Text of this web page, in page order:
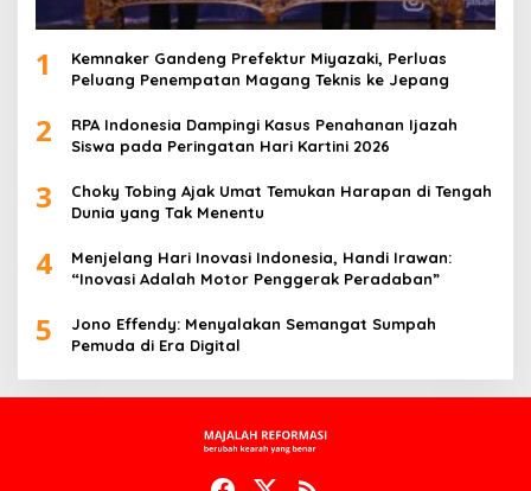
1
Kemnaker Gandeng Prefektur Miyazaki, Perluas
Peluang Penempatan Magang Teknis ke Jepang
2
RPA Indonesia Dampingi Kasus Penahanan Ijazah
Siswa pada Peringatan Hari Kartini 2026
3
Choky Tobing Ajak Umat Temukan Harapan di Tengah
Dunia yang Tak Menentu
4
Menjelang Hari Inovasi Indonesia, Handi Irawan:
“Inovasi Adalah Motor Penggerak Peradaban”
5
Jono Effendy: Menyalakan Semangat Sumpah
Pemuda di Era Digital